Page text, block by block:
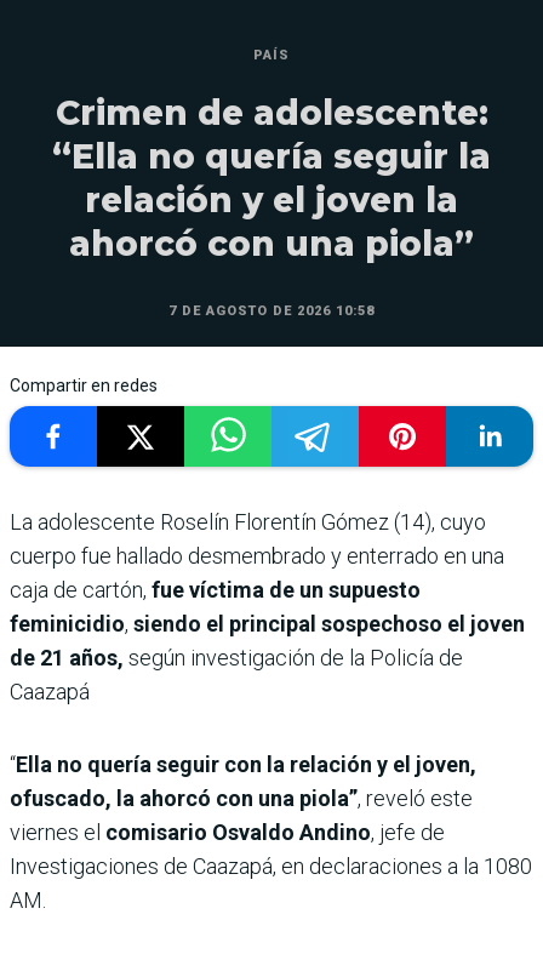
PAÍS
Crimen de adolescente:
“Ella no quería seguir la
relación y el joven la
ahorcó con una piola”
7 DE AGOSTO DE 2026 10:58
Compartir en redes
La adolescente Roselín Florentín Gómez (14), cuyo
cuerpo fue hallado desmembrado y enterrado en una
caja de cartón, fue víctima de un supuesto
feminicidio, siendo el principal sospechoso el joven
de 21 años, según investigación de la Policía de
Caazapá
“Ella no quería seguir con la relación y el joven,
ofuscado, la ahorcó con una piola”, reveló este
viernes el comisario Osvaldo Andino, jefe de
Investigaciones de Caazapá, en declaraciones a la 1080
AM.